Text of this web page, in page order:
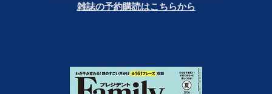
雑誌の予約購読はこちらから